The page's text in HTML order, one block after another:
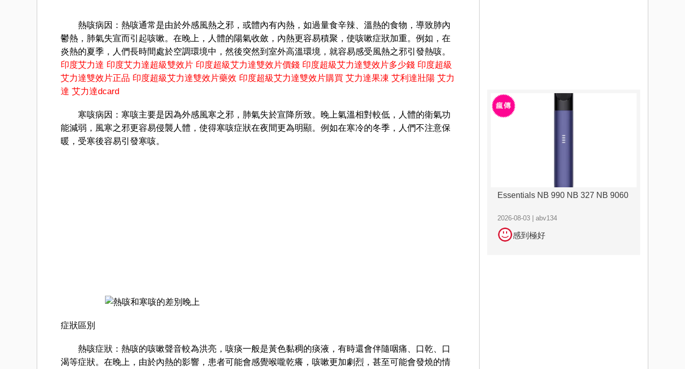
熱咳病因：熱咳通常是由於外感風熱之邪，或體內有內熱，如過量食辛辣、溫熱的食物，導致肺內
鬱熱，肺氣失宣而引起咳嗽。在晚上，人體的陽氣收斂，內熱更容易積聚，使咳嗽症狀加重。例如，在
炎熱的夏季，人們長時間處於空調環境中，然後突然到室外高溫環境，就容易感受風熱之邪引發熱咳。
印度艾力達 印度艾力達超級雙效片 印度超級艾力達雙效片價錢 印度超級艾力達雙效片多少錢 印度超級
艾力達雙效片正品 印度超級艾力達雙效片藥效 印度超級艾力達雙效片購買 艾力達果凍 艾利達壯陽 艾力
達 艾力達dcard
寒咳病因：寒咳主要是因為外感風寒之邪，肺氣失於宣降所致。晚上氣溫相對較低，人體的衛氣功
能減弱，風寒之邪更容易侵襲人體，使得寒咳症狀在夜間更為明顯。例如在寒冷的冬季，人們不注意保
暖，受寒後容易引發寒咳。
症狀區別
熱咳症狀：熱咳的咳嗽聲音較為洪亮，咳痰一般是黃色黏稠的痰液，有時還會伴隨咽痛、口乾、口
渴等症狀。在晚上，由於內熱的影響，患者可能會感覺喉嚨乾癢，咳嗽更加劇烈，甚至可能會發燒的情
Essentials NB 990 NB 327 NB 9060
2026-08-03 | abv134
感到極好